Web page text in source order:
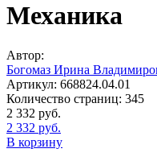
Механика
Автор:
Богомаз Ирина
Артикул: 668824.04.01
Количество страниц: 345
2 332 руб.
2 332 руб.
В корзину